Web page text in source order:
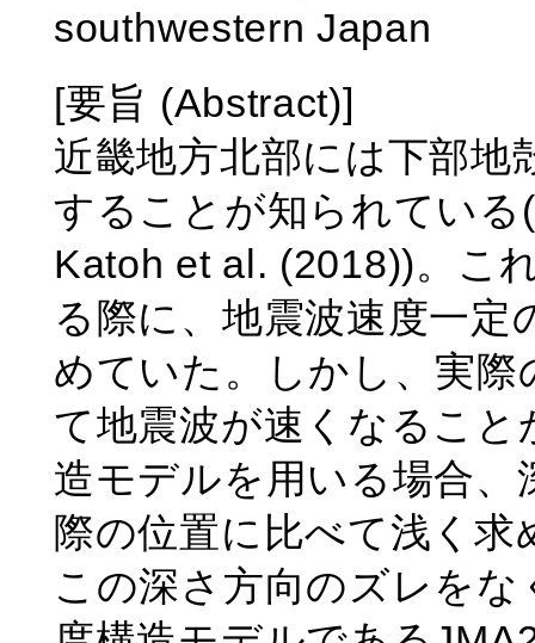
southwestern Japan
[要旨 (Abstract)]
近畿地方北部には下部地
することが知られてい
Katoh et al. (2018))。こ
る際に、地震波速度一
めていた。しかし、実
て地震波が速くなること
造モデルを用いる場合
際の位置に比べて浅く
この深さ方向のズレを